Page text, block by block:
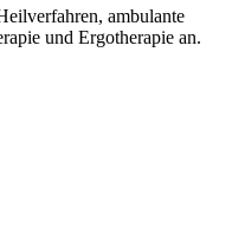
ambulante
und Ergotherapie an.